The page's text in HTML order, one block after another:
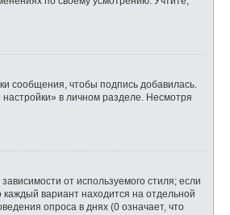
сообщения, чтобы подпись добавилась.
в личном разделе. Несмотря
от используемого стиля; если
вариант находится на отдельной
опроса в днях (0 означает, что